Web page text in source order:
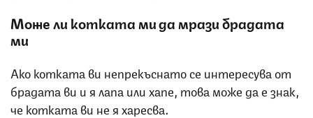
Може ли котката ми да мрази брадата
ми
Ако котката ви непрекъснато се интересува от
брадата ви и я лапа или хапе, това може да е знак,
че котката ви не я харесва.